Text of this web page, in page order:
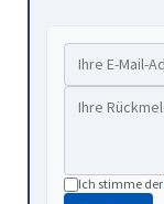
Ich stimme der